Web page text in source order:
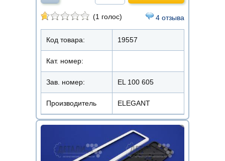
(1 голос) 4 отзыва
Код товара: 19557
Кат. номер:
Зав. номер: EL 100 605
Производитель ELEGANT